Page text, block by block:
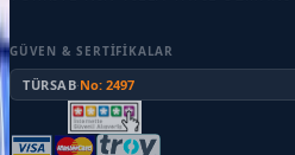
GÜVEN & SERTIFIKALAR
TÜRSAB·No: 2497